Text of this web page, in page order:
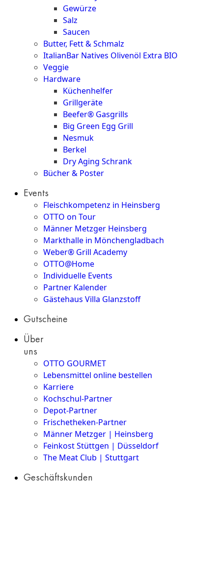
Gewürze
Salz
Saucen
Butter, Fett & Schmalz
ItalianBar Natives Olivenöl Extra BIO
Veggie
Hardware
Küchenhelfer
Grillgeräte
Beefer® Gasgrills
Big Green Egg Grill
Nesmuk
Berkel
Dry Aging Schrank
Bücher & Poster
Events
Fleischkompetenz in Heinsberg
OTTO on Tour
Männer Metzger Heinsberg
Markthalle in Mönchengladbach
Weber® Grill Academy
OTTO@Home
Individuelle Events
Partner Kalender
Gästehaus Villa Glanzstoff
Gutscheine
Über
uns
OTTO GOURMET
Lebensmittel online bestellen
Karriere
Kochschul-Partner
Depot-Partner
Frischetheken-Partner
Männer Metzger | Heinsberg
Feinkost Stüttgen | Düsseldorf
The Meat Club | Stuttgart
Geschäftskunden